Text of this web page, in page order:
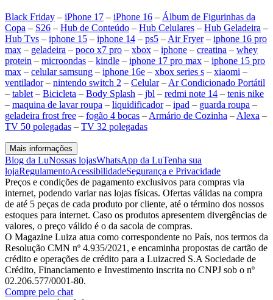
Black Friday – iPhone 17 – iPhone 16 – Álbum de Figurinhas da
Copa – S26 – Hub de Conteúdo – Hub Celulares – Hub Geladeira –
Hub Tvs – iphone 15 – iphone 14 – ps5 –Air Fryer– iphone 16 pro
max – geladeira – poco x7 pro – xbox – iphone – creatina – whey
protein – microondas – kindle – iphone 17 pro max – iphone 15 pro
max – celular samsung – iphone 16e – xbox series s – xiaomi –
ventilador– nintendo switch 2 – Celular–Ar Condicionado Portátil
– tablet– Bicicleta – Body Splash – jbl – redmi note 14 – tenis nike
– maquina de lavar roupa – liquidificador– ipad – guarda roupa –
geladeira frost free – fogão 4 bocas –Armário de Cozinha –Alexa –
TV 50 polegadas – TV 32 polegadas
Mais informações
Blog da LuNossas lojasWhatsApp da LuTenha sua
lojaRegulamentoAcessibilidadeSegurança e Privacidade
Preços e condições de pagamento exclusivos para compras via
internet, podendo variar nas lojas físicas. Ofertas válidas na compra
de até 5 peças de cada produto por cliente, até o término dos nossos
estoques para internet. Caso os produtos apresentem divergências de
valores, o preço válido é o da sacola de compras.
O Magazine Luiza atua como correspondente no País, nos termos da
Resolução CMN nº 4.935/2021, e encaminha propostas de cartão de
crédito e operações de crédito para a Luizacred S.A Sociedade de
Crédito, Financiamento e Investimento inscrita no CNPJ sob o nº
02.206.577/0001-80.
Compre pelo chat